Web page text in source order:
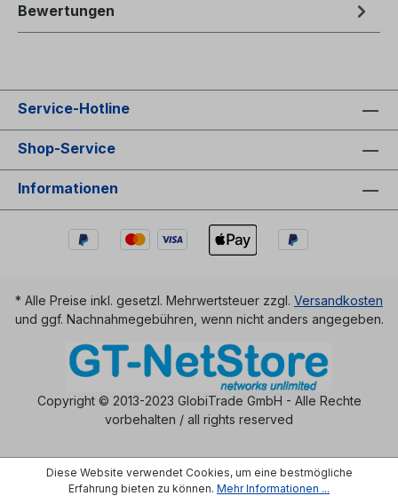
Bewertungen
Service-Hotline
Shop-Service
Informationen
* Alle Preise inkl. gesetzl. Mehrwertsteuer zzgl. Versandkosten
und ggf. Nachnahmegebühren, wenn nicht anders angegeben.
Copyright © 2013-2023 GlobiTrade GmbH - Alle Rechte
vorbehalten / all rights reserved
Diese Website verwendet Cookies, um eine bestmögliche
Erfahrung bieten zu können. Mehr Informationen ...